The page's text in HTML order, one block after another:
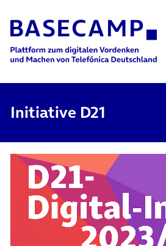
Main Navigation
Initiative D21